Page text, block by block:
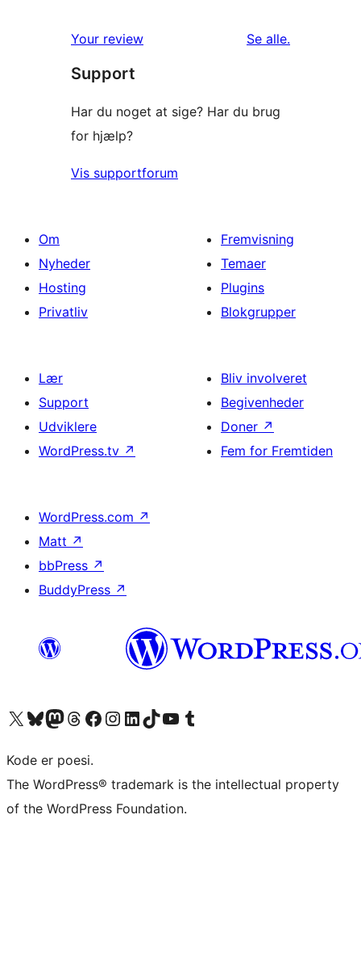
anmeldelser
stjernet
anmeldelser
Your review Se alleanmeldelser
.
Support
Har du noget at sige? Har du brug
for hjælp?
Vis supportforum
Om
Nyheder
Hosting
Privatliv
Fremvisning
Temaer
Plugins
Blokgrupper
Lær
Support
Udviklere
WordPress.tv ↗
Bliv involveret
Begivenheder
Doner ↗
Fem for Fremtiden
WordPress.com ↗
Matt ↗
bbPress ↗
BuddyPress ↗
Besøg vores X (tidligere Twitter) konto
Besøg vores Bluesky-konto
Besøg vores Mastodon konto
Besøg vores Threads-konto
Besøg vores Facebook sideBesøg vores Instagram konto
Besøg vores LinkedIn konto
Besøg vores TikTok-konto
Besøg vores YouTube-kanalBesøg vores Tumblr-konto
Kode er poesi.
The WordPress® trademark is the intellectual property
of the WordPress Foundation.